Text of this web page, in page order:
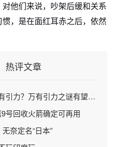
他们来说，吵架后缓和关系
，是在面红耳赤之后，依然
热评文章
？万有引力之谜有望被破解？
号回收火箭确定可再用
奈定名“日本”